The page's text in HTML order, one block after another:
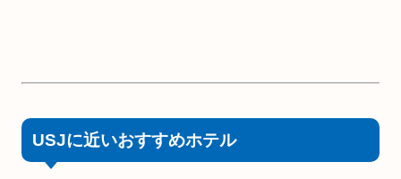
USJに近いおすすめホテル